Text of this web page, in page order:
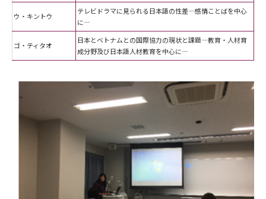
ウ・キントウ
テレビドラマに見られる日本語の性差―感情ことばを中心
に―
ゴ・ティタオ
日本とベトナムとの国際協力の現状と課題―教育・人材育
成分野及び日本語人材教育を中心に―